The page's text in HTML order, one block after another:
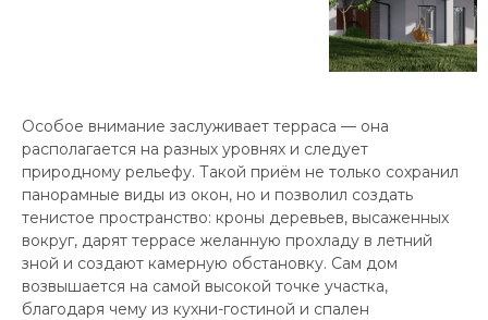
Особое внимание заслуживает терраса — она
располагается на разных уровнях и следует
природному рельефу. Такой приём не только сохранил
панорамные виды из окон, но и позволил создать
тенистое пространство: кроны деревьев, высаженных
вокруг, дарят террасе желанную прохладу в летний
зной и создают камерную обстановку. Сам дом
возвышается на самой высокой точке участка,
благодаря чему из кухни-гостиной и спален